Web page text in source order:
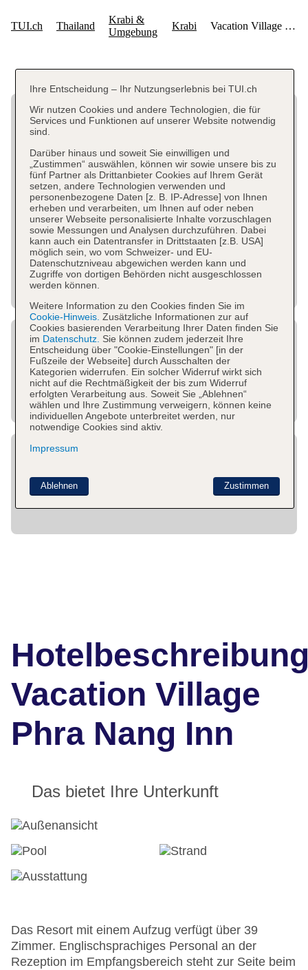
Vacation Village
Phra Nang Inn
Das bietet Ihre Unterkunft
Das Resort mit einem Aufzug verfügt über 39
Zimmer. Englischsprachiges Personal an der
Rezeption im Empfangsbereich steht zur Seite beim
Ihre Entscheidung – Ihr Nutzungserlebnis bei TUI.ch
Wir nutzen Cookies und andere Technologien, die für
Services und Funktionen auf unserer Website notwendig
sind.
Darüber hinaus und soweit Sie einwilligen und
„Zustimmen“ auswählen, können wir sowie unsere bis zu
fünf Partner als Drittanbieter Cookies auf Ihrem Gerät
setzen, andere Technologien verwenden und
personenbezogene Daten [z. B. IP-Adresse] von Ihnen
erheben und verarbeiten, um Ihnen auf oder neben
unserer Webseite personalisierte Inhalte vorzuschlagen
sowie Messungen und Analysen durchzuführen. Dabei
kann auch ein Datentransfer in Drittstaaten [z.B. USA]
möglich sein, wo vom Schweizer- und EU-
Datenschutzniveau abgewichen werden kann und
Zugriffe von dortigen Behörden nicht ausgeschlossen
werden können.
Weitere Information zu den Cookies finden Sie im
Cookie-Hinweis. Zusätzliche Informationen zur auf
Cookies basierenden Verarbeitung Ihrer Daten finden Sie
im Datenschutz. Sie können zudem jederzeit Ihre
Entscheidung über "Cookie-Einstellungen" [in der
Fußzeile der Webseite] durch Ausschalten der
Kategorien widerrufen. Ein solcher Widerruf wirkt sich
nicht auf die Rechtmäßigkeit der bis zum Widerruf
erfolgten Verarbeitung aus. Soweit Sie „Ablehnen“
wählen und Ihre Zustimmung verweigern, können keine
individuellen Angebote unterbreitet werden, nur
notwendige Cookies sind aktiv.
Impressum
Zustimmen
Ablehnen